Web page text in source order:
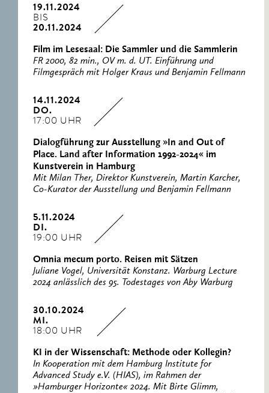
19.11.2024
BIS
20.11.2024
Film im Lesesaal: Die Sammler und die Sammlerin
FR 2000, 82 min., OV m. d. UT. Einführung und
Filmgespräch mit Holger Kraus und Benjamin Fellmann
14.11.2024
DO.
17:00 UHR
Dialogführung zur Ausstellung »In and Out of
Place. Land after Information 1992-2024« im
Kunstverein in Hamburg
Mit Milan Ther, Direktor Kunstverein, Martin Karcher,
Co-Kurator der Ausstellung und Benjamin Fellmann
5.11.2024
DI.
19:00 UHR
Omnia mecum porto. Reisen mit Sätzen
Juliane Vogel, Universität Konstanz. Warburg Lecture
2024 anlässlich des 95. Todestages von Aby Warburg
30.10.2024
MI.
18:00 UHR
KI in der Wissenschaft: Methode oder Kollegin?
In Kooperation mit dem Hamburg Institute for
Advanced Study e.V. (HIAS), im Rahmen der
»Hamburger Horizonte« 2024. Mit Birte Glimm,